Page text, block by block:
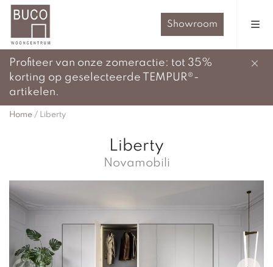
Showroom
Profiteer van onze zomeractie: tot 35%
korting op geselecteerde TEMPUR®-
artikelen.
Home / Liberty
Liberty
Novamobili